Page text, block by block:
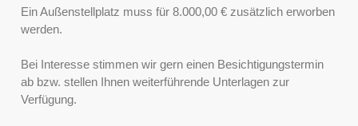
Ein Außenstellplatz muss für 8.000,00 € zusätzlich erworben
werden.
Bei Interesse stimmen wir gern einen Besichtigungstermin
ab bzw. stellen Ihnen weiterführende Unterlagen zur
Verfügung.